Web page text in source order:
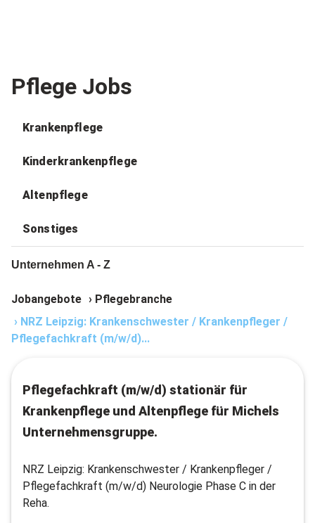
Pflege Jobs
Krankenpflege
Kinderkrankenpflege
Altenpflege
Sonstiges
Unternehmen A - Z
Jobangebote › Pflegebranche
› NRZ Leipzig: Krankenschwester / Krankenpfleger /
Pflegefachkraft (m/w/d)...
Pflegefachkraft (m/w/d) stationär für
Krankenpflege und Altenpflege für Michels
Unternehmensgruppe.
NRZ Leipzig: Krankenschwester / Krankenpfleger /
Pflegefachkraft (m/w/d) Neurologie Phase C in der
Reha.